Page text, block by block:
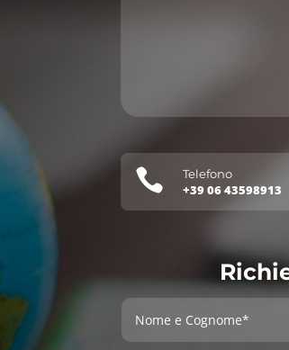
 Telefono
+39 06 43598913